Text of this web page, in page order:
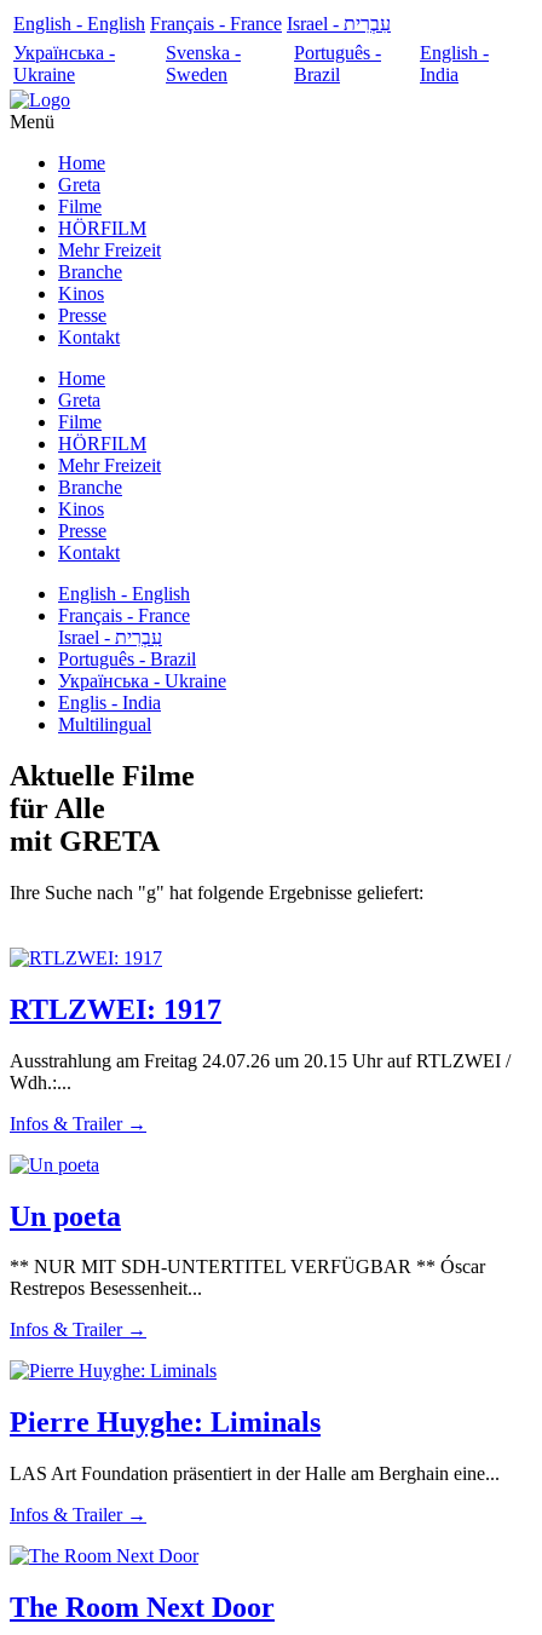
English - English Français - France
עִבְרִית - Israel
Українська -
Ukraine
Svenska -
Sweden
Português -
Brazil
English -
India
Menü
Home
Greta
Filme
HÖRFILM
Mehr Freizeit
Branche
Kinos
Presse
Kontakt
Home
Greta
Filme
HÖRFILM
Mehr Freizeit
Branche
Kinos
Presse
Kontakt
English - English
Français - France
עִבְרִית - Israel
Português - Brazil
Українська - Ukraine
Englis - India
Multilingual
Aktuelle Filme
für Alle
mit GRETA
Ihre Suche nach "g" hat folgende Ergebnisse geliefert:
RTLZWEI: 1917
Ausstrahlung am Freitag 24.07.26 um 20.15 Uhr auf RTLZWEI /
Wdh.:...
Infos & Trailer →
Un poeta
** NUR MIT SDH-UNTERTITEL VERFÜGBAR ** Óscar
Restrepos Besessenheit...
Infos & Trailer →
Pierre Huyghe: Liminals
LAS Art Foundation präsentiert in der Halle am Berghain eine...
Infos & Trailer →
The Room Next Door